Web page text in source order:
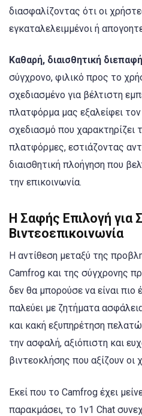
διασφαλίζοντας ότι οι
εγκαταλελειμμένοι ή
Καθαρή, διαισθητική διεπαφή
σύγχρονο, φιλικό προς το
σχεδιασμένο για βέλτιστη
πλατφόρμα μας εξαλείφει
σχεδιασμό που χαρακτηρίζει
πλατφόρμες, εστιάζοντας
διαισθητική πλοήγηση που
την επικοινωνία.
Η Σαφής Επιλογή για
Βιντεοεπικοινωνία
Η αντίθεση μεταξύ της
Camfrog και της σύγχρονης
δεν θα μπορούσε να είναι
παλεύει με ζητήματα
και κακή εξυπηρέτηση
την ασφαλή, αξιόπιστη και
βιντεοκλήσης που αξίζουν οι
Εκεί που το Camfrog έχει
παρακμάσει, το 1v1 Chat